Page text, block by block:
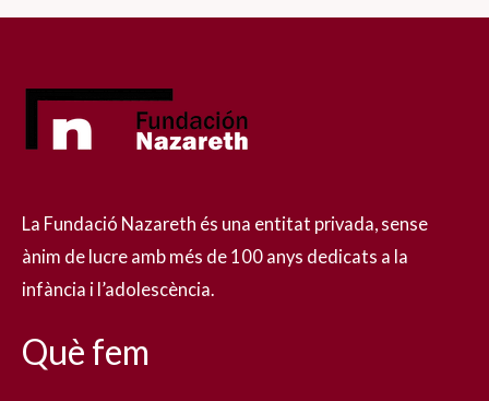
La Fundació Nazareth és una entitat privada, sense
ànim de lucre amb més de 100 anys dedicats a la
infància i l’adolescència.
Què fem